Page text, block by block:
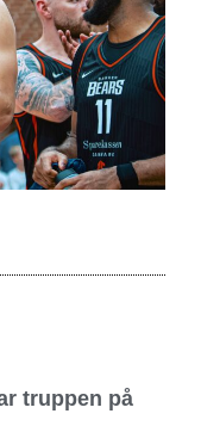
truppen på